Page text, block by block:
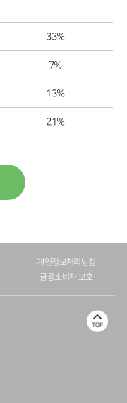
33%
7%
13%
21%
개인정보처리방침
금융소비자 보호